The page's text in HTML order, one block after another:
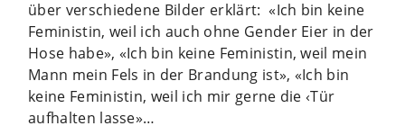
über verschiedene Bilder erklärt: «Ich bin keine
Feministin, weil ich auch ohne Gender Eier in der
Hose habe», «Ich bin keine Feministin, weil mein
Mann mein Fels in der Brandung ist», «Ich bin
keine Feministin, weil ich mir gerne die ‹Tür
aufhalten lasse»…